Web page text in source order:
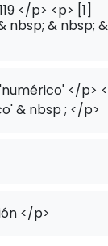
</p> <p> [1]
nbsp; & nbsp; &
</p>
& nbsp ; </p>
</p>